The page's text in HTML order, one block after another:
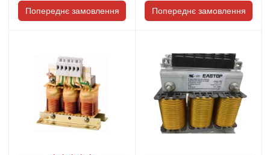
Попереднє замовлення Попереднє замовлення